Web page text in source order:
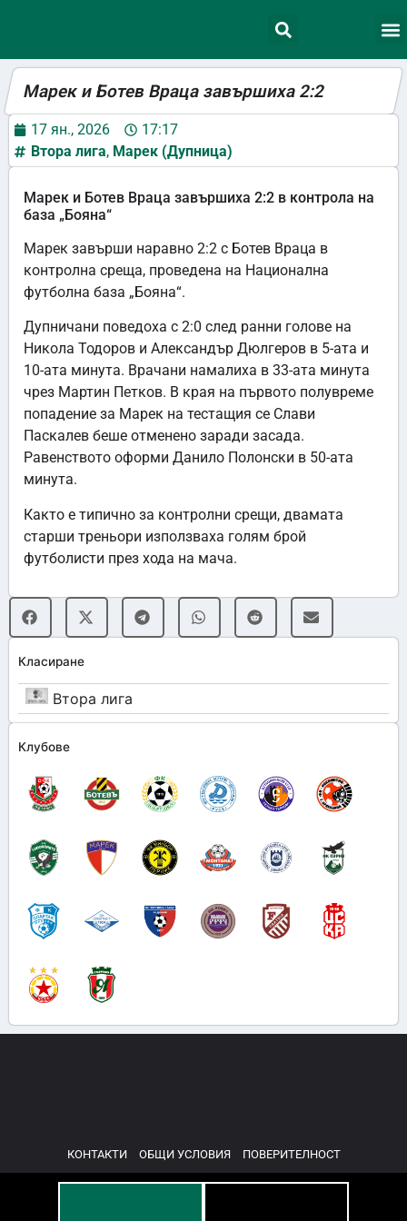
Класиране
Втора лига
Клубове
Марек и Ботев Враца завършиха 2:2
17 ян., 2026
17:17
Втора лига, Марек (Дупница)
Марек и Ботев Враца завършиха 2:2 в контрола на
база „Бояна“
Марек завърши наравно 2:2 с Ботев Враца в
контролна среща, проведена на Национална
футболна база „Бояна“.
Дупничани поведоха с 2:0 след ранни голове на
Никола Тодоров и Александър Дюлгеров в 5-ата и
10-ата минута. Врачани намалиха в 33-ата минута
чрез Мартин Петков. В края на първото полувреме
попадение за Марек на тестащия се Слави
Паскалев беше отменено заради засада.
Равенството оформи Данило Полонски в 50-ата
минута.
Както е типично за контролни срещи, двамата
старши треньори използваха голям брой
футболисти през хода на мача.
КОНТАКТИ ОБЩИ УСЛОВИЯ ПОВЕРИТЕЛНОСТ